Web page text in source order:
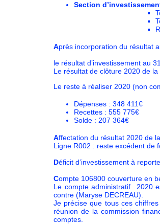
Section
Après incorporation du résultat
le résultat d’investissement au
Le résultat de clôture 2020 de
Le reste à réaliser 2020 (non
Dépenses : 348 411€
Recettes : 555 775€
Solde : 207 364€
Affectation du résultat 2020 de
Ligne R002 : reste excédent de
Déficit d’investissement à
Compte 106800 couverture en
Le compte administratif 2020
contre (Maryse DECREAU).
Je précise que tous ces
réunion de la commission
comptes.